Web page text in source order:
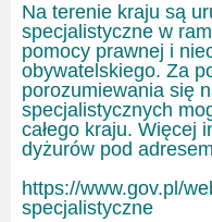
Na terenie kraju są
specjalistyczne w
pomocy prawnej i
obywatelskiego. Za
porozumiewania się
specjalistycznych
całego kraju. Więcej
dyżurów pod
https://www.gov.pl/
specjalistyczne